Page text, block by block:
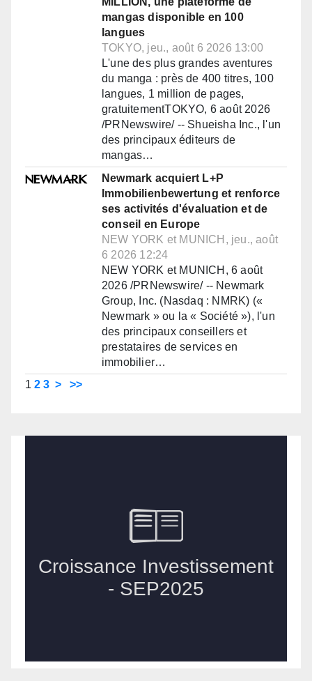
mangas disponible en 100
langues
TOKYO, jeu., août 6 2026 13:00
L'une des plus grandes aventures
du manga : près de 400 titres, 100
langues, 1 million de pages,
gratuitementTOKYO, 6 août 2026
/PRNewswire/ -- Shueisha Inc., l'un
des principaux éditeurs de
mangas…
Newmark acquiert L+P
Immobilienbewertung et renforce
ses activités d'évaluation et de
conseil en Europe
NEW YORK et MUNICH, jeu., août
6 2026 12:24
NEW YORK et MUNICH, 6 août
2026 /PRNewswire/ -- Newmark
Group, Inc. (Nasdaq : NMRK) («
Newmark » ou la « Société »), l'un
des principaux conseillers et
prestataires de services en
immobilier…
1 2 3 > >>